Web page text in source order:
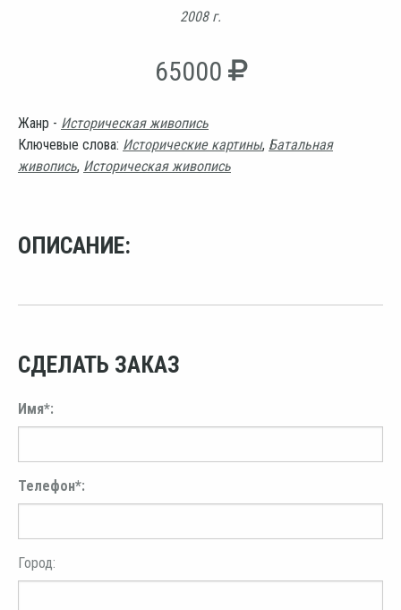
2008 г.
65000
Жанр - Историческая живопись
Ключевые слова: Исторические картины, Батальная
живопись, Историческая живопись
ОПИСАНИЕ:
СДЕЛАТЬ ЗАКАЗ
Имя*:
Телефон*:
Город: